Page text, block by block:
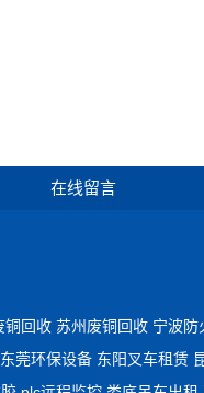
在线留言
铜回收 苏州废铜回收 宁波防
东莞环保设备 东阳叉车租赁